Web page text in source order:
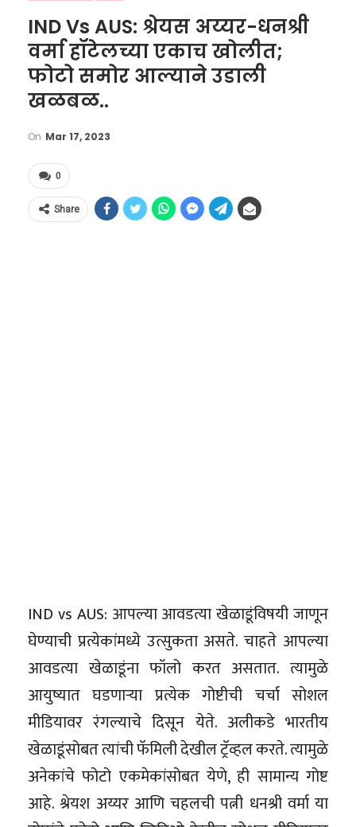
IND Vs AUS: श्रेयस अय्यर-धनश्री
वर्मा हॉटेलच्या एकाच खोलीत;
फोटो समोर आल्याने उडाली
खळबळ..
On Mar 17, 2023
0
Share
IND vs AUS: आपल्या आवडत्या खेळाडूंविषयी जाणून
घेण्याची प्रत्येकांमध्ये उत्सुकता असते. चाहते आपल्या
आवडत्या खेळाडूंना फॉलो करत असतात. त्यामुळे
आयुष्यात घडणाऱ्या प्रत्येक गोष्टीची चर्चा सोशल
मीडियावर रंगल्याचे दिसून येते. अलीकडे भारतीय
खेळाडूंसोबत त्यांची फॅमिली देखील ट्रॅव्हल करते. त्यामुळे
अनेकांचे फोटो एकमेकांसोबत येणे, ही सामान्य गोष्ट
आहे. श्रेयश अय्यर आणि चहलची पत्नी धनश्री वर्मा या